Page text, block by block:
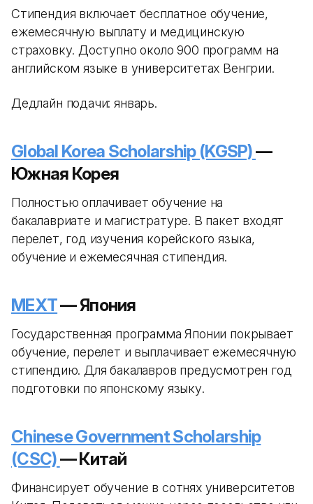
Стипендия включает бесплатное обучение,
ежемесячную выплату и медицинскую
страховку. Доступно около 900 программ на
английском языке в университетах Венгрии.
Дедлайн подачи: январь.
Global Korea Scholarship (KGSP)—
Южная Корея
Полностью оплачивает обучение на
бакалавриате и магистратуре. В пакет входят
перелет, год изучения корейского языка,
обучение и ежемесячная стипендия.
MEXT— Япония
Государственная программа Японии покрывает
обучение, перелет и выплачивает ежемесячную
стипендию. Для бакалавров предусмотрен год
подготовки по японскому языку.
Chinese Government Scholarship
(CSC)— Китай
Финансирует обучение в сотнях университетов